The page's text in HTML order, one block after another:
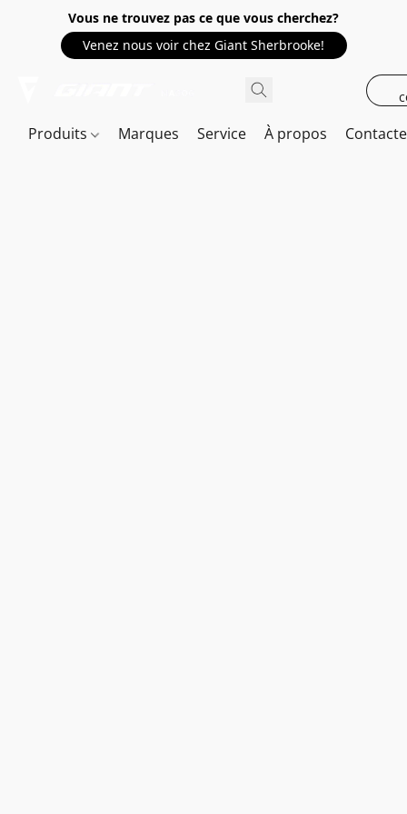
Vous ne trouvez pas ce que vous cherchez?
Venez nous voir chez Giant Sherbrooke!
Produits Marques Service À propos